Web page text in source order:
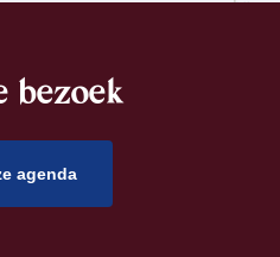
bezoek
agenda